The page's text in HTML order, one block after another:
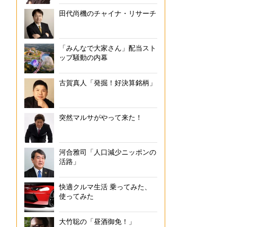
田代尚機のチャイナ・リサーチ
「みんなで大家さん」配当スト
ップ騒動の内幕
古賀真人「発掘！好決算銘柄」
突然マルサがやって来た！
河合雅司「人口減少ニッポンの
活路」
快適クルマ生活 乗ってみた、
使ってみた
大竹聡の「昼酒御免！」